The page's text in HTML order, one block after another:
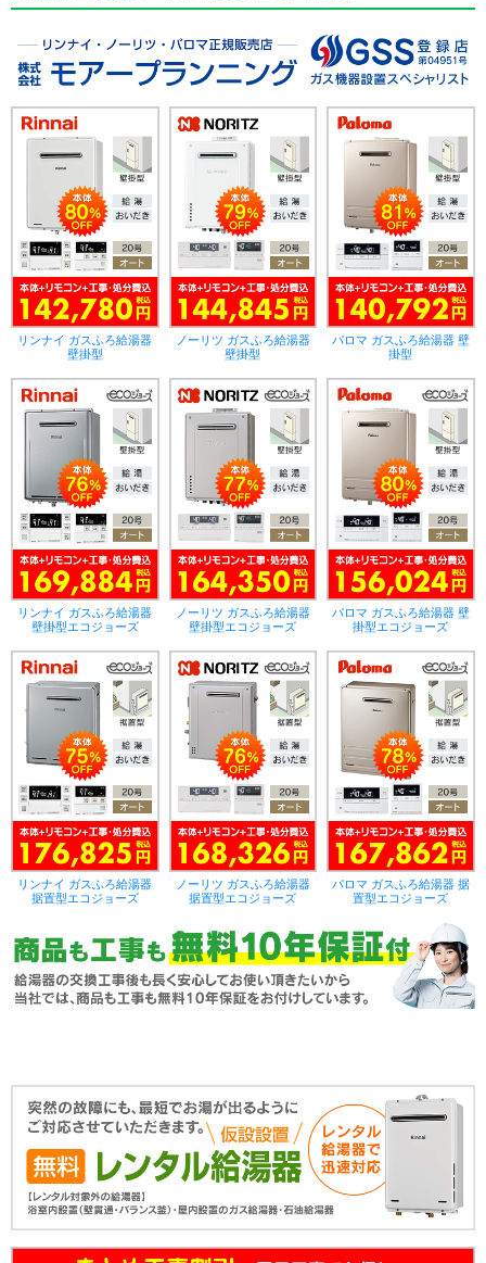
リンナイ ガスふろ給湯器
壁掛型
ノーリツ ガスふろ給湯器
壁掛型
パロマ ガスふろ給湯器 壁
掛型
リンナイ ガスふろ給湯器
壁掛型エコジョーズ
ノーリツ ガスふろ給湯器
壁掛型エコジョーズ
パロマ ガスふろ給湯器 壁
掛型エコジョーズ
リンナイ ガスふろ給湯器
据置型エコジョーズ
ノーリツ ガスふろ給湯器
据置型エコジョーズ
パロマ ガスふろ給湯器 据
置型エコジョーズ